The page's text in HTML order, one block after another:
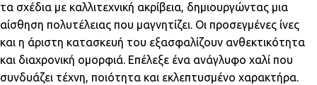
τα σχέδια με καλλιτεχνική ακρίβεια, δημιουργώντας μια
αίσθηση πολυτέλειας που μαγνητίζει. Οι προσεγμένες ίνες
και η άριστη κατασκευή του εξασφαλίζουν ανθεκτικότητα
και διαχρονική ομορφιά. Επέλεξε ένα ανάγλυφο χαλί που
συνδυάζει τέχνη, ποιότητα και εκλεπτυσμένο χαρακτήρα.